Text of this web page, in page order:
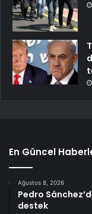
En Güncel
Ağustos 8, 2026
Pedro
destek